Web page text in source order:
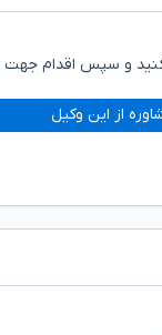
و سپس اقدام جهت
از این وکیل